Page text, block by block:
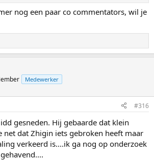
nog een paar co commentators, wil je
Medewerker
#316
gesneden. Hij gebaarde dat klein
net dat Zhigin iets gebroken heeft maar
verkeerd is....ik ga nog op onderzoek